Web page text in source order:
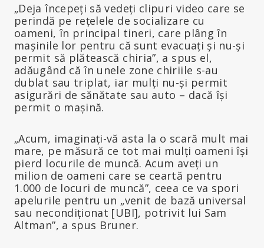
„Deja începeți să vedeți clipuri video care se
perindă pe rețelele de socializare cu
oameni, în principal tineri, care plâng în
mașinile lor pentru că sunt evacuați și nu-și
permit să plătească chiria”, a spus el,
adăugând că în unele zone chiriile s-au
dublat sau triplat, iar mulți nu-și permit
asigurări de sănătate sau auto – dacă își
permit o mașină.
„Acum, imaginați-vă asta la o scară mult mai
mare, pe măsură ce tot mai mulți oameni își
pierd locurile de muncă. Acum aveți un
milion de oameni care se ceartă pentru
1.000 de locuri de muncă”, ceea ce va spori
apelurile pentru un „venit de bază universal
sau necondiționat [UBI], potrivit lui Sam
Altman”, a spus Bruner.